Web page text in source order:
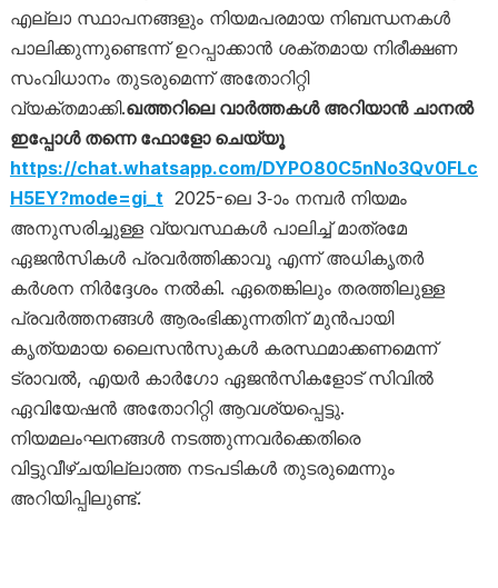
എല്ലാ സ്ഥാപനങ്ങളും നിയമപരമായ നിബന്ധനകൾ
പാലിക്കുന്നുണ്ടെന്ന് ഉറപ്പാക്കാൻ ശക്തമായ നിരീക്ഷണ
സംവിധാനം തുടരുമെന്ന് അതോറിറ്റി
വ്യക്തമാക്കി.ഖത്തറിലെ വാർത്തകൾ അറിയാൻ ചാനൽ
ഇപ്പോൾ തന്നെ ഫോളോ ചെയ്യൂ
https://chat.whatsapp.com/DYPO80C5nNo3Qv0FLc
H5EY?mode=gi_t2025-ലെ 3-ാം നമ്പർ നിയമം
അനുസരിച്ചുള്ള വ്യവസ്ഥകൾ പാലിച്ച് മാത്രമേ
ഏജൻസികൾ പ്രവർത്തിക്കാവൂ എന്ന് അധികൃതർ
കർശന നിർദ്ദേശം നൽകി. ഏതെങ്കിലും തരത്തിലുള്ള
പ്രവർത്തനങ്ങൾ ആരംഭിക്കുന്നതിന് മുൻപായി
കൃത്യമായ ലൈസൻസുകൾ കരസ്ഥമാക്കണമെന്ന്
ട്രാവൽ, എയർ കാർഗോ ഏജൻസികളോട് സിവിൽ
ഏവിയേഷൻ അതോറിറ്റി ആവശ്യപ്പെട്ടു.
നിയമലംഘനങ്ങൾ നടത്തുന്നവർക്കെതിരെ
വിട്ടുവീഴ്ചയില്ലാത്ത നടപടികൾ തുടരുമെന്നും
അറിയിപ്പിലുണ്ട്.